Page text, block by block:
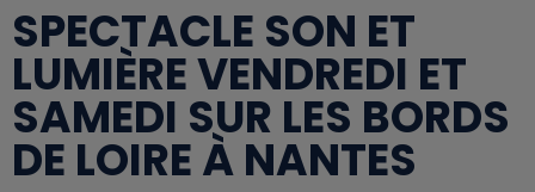
SPECTACLE SON ET
LUMIÈRE VENDREDI ET
SAMEDI SUR LES BORDS
DE LOIRE À NANTES